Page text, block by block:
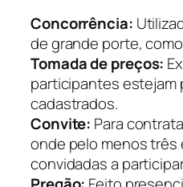
Concorrência:
de grande porte,
Tomada de preços:
participantes estejam
cadastrados.
Convite: Para
onde pelo menos três
convidadas a